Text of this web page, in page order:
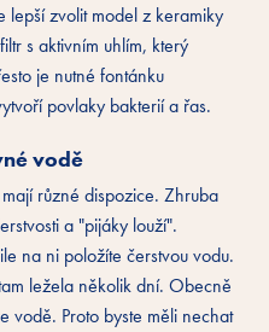
lepší zvolit model z keramiky
s aktivním uhlím, který
je nutné fontánku
povlaky bakterií a řas.
vodě
různé dispozice. Zhruba
a "pijáky louží".
na ni položíte čerstvou vodu.
ležela několik dní. Obecně
vodě. Proto byste měli nechat